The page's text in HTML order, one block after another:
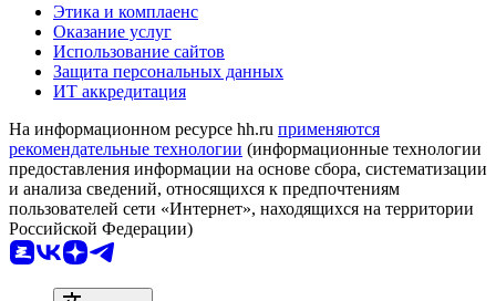
Этика и комплаенс
Оказание услуг
Использование сайтов
Защита персональных данных
ИТ аккредитация
На информационном ресурсе hh.ru применяются
рекомендательные технологии (информационные технологии
предоставления информации на основе сбора, систематизации
и анализа сведений, относящихся к предпочтениям
пользователей сети «Интернет», находящихся на территории
Российской Федерации)